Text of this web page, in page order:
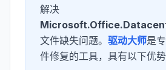
解决
文件缺失问题。 驱动大师是
件修复的工具，具有以下优势